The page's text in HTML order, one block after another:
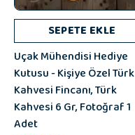
SEPETE EKLE
Uçak Mühendisi Hediye
Kutusu - Kişiye Özel Türk
Kahvesi Fincanı, Türk
Kahvesi 6 Gr, Fotoğraf 1
Adet